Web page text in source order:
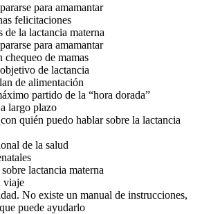
para amamantar
felicitaciones
de la lactancia materna
para amamantar
chequeo de mamas
de lactancia
de alimentación
partido de la “hora dorada”
largo plazo
quién puedo hablar sobre la lactancia
de la salud
lactancia materna
viaje
No existe un manual de instrucciones,
puede ayudarlo